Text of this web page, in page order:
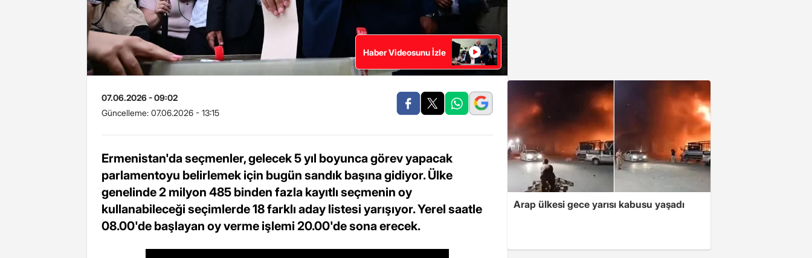
Haber Videosunu İzle
07.06.2026 - 09:02
Güncelleme: 07.06.2026 - 13:15
Ermenistan'da seçmenler, gelecek 5 yıl boyunca görev yapacak
parlamentoyu belirlemek için bugün sandık başına gidiyor. Ülke
genelinde 2 milyon 485 binden fazla kayıtlı seçmenin oy
kullanabileceği seçimlerde 18 farklı aday listesi yarışıyor. Yerel saatle
08.00'de başlayan oy verme işlemi 20.00'de sona erecek.
Arap ülkesi gece yarısı kabusu yaşadı